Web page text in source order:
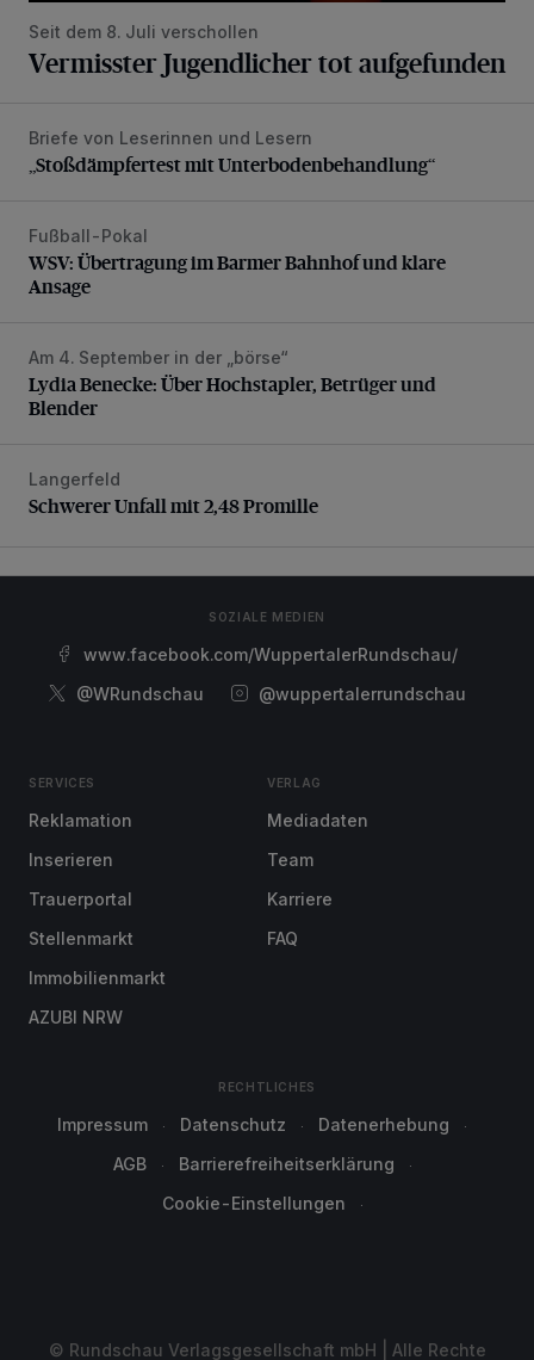
Seit dem 8. Juli verschollen
Vermisster Jugendlicher tot aufgefunden
„Stoßdämpfertest mit Unterbodenbehandlung“
Briefe von Leserinnen und Lesern
„Stoßdämpfertest mit Unterbodenbehandlung“
WSV: Übertragung im Barmer Bahnhof und klare Ansage
Fußball-Pokal
WSV: Übertragung im Barmer Bahnhof und klare
Ansage
Lydia Benecke: Über Hochstapler, Betrüger und Blender
Am 4. September in der „börse“
Lydia Benecke: Über Hochstapler, Betrüger und
Blender
Schwerer Unfall mit 2,48 Promille
Langerfeld
Schwerer Unfall mit 2,48 Promille
SOZIALE MEDIEN
www.facebook.com/WuppertalerRundschau/
@WRundschau
@wuppertalerrundschau
SERVICES
Reklamation
Inserieren
Trauerportal
Stellenmarkt
Immobilienmarkt
AZUBI NRW
VERLAG
Mediadaten
Team
Karriere
FAQ
RECHTLICHES
Impressum Datenschutz
Datenerhebung
AGB
Barrierefreiheitserklärung
Cookie-Einstellungen
© Rundschau Verlagsgesellschaft mbH | Alle Rechte